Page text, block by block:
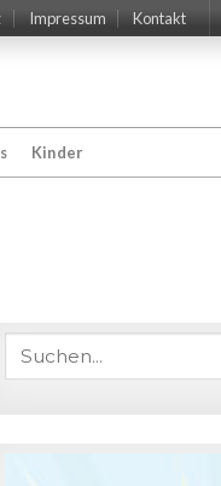
Impressum Kontakt
Kinder